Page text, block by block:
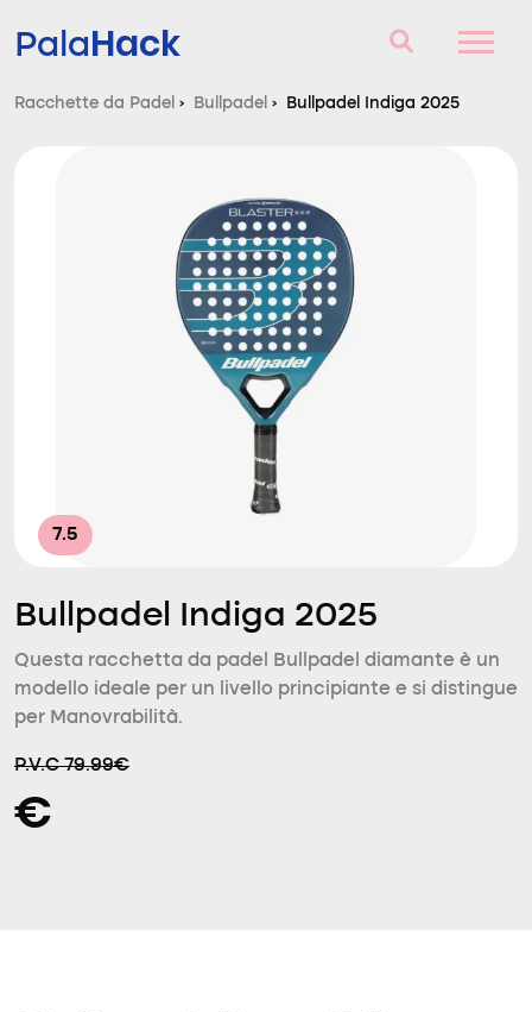
PalaHack
Domande e risposte
Comparatore
Racchette da Padel › Bullpadel › Bullpadel Indiga 2025
7.5
Bullpadel Indiga 2025
Questa racchetta da padel Bullpadel diamante è un
modello ideale per un livello principiante e si distingue
per Manovrabilità.
P.V.C 79.99€
€